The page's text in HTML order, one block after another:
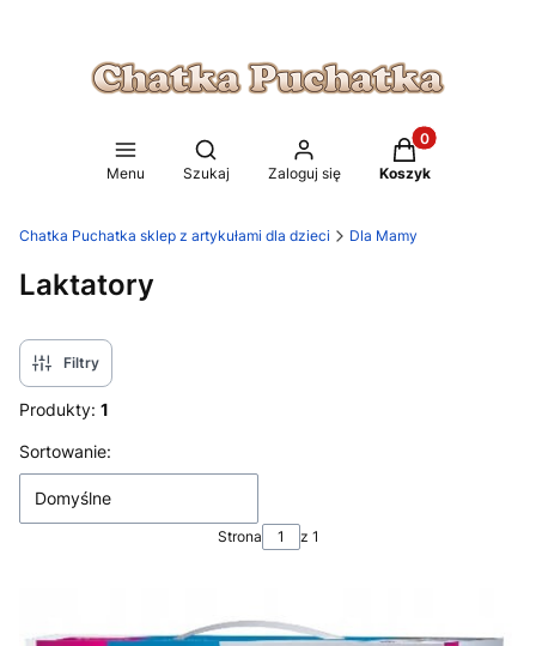
Menu
Otwórz wyszukiwarkę
Szukaj Zaloguj się
Produkty w
Koszyk
Chatka Puchatka sklep z artykułami dla dzieci Dla Mamy
Laktatory
Filtry
Produkty: 1
Lista produktów
Sortowanie:
Domyślne
Strona z 1